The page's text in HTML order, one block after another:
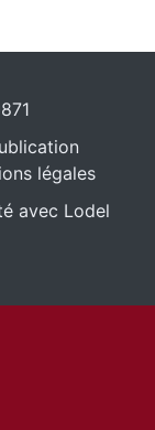
légales
avec Lodel